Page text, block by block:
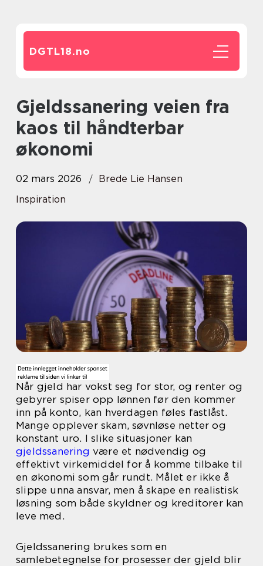
DGTL18.no
Gjeldssanering veien fra
kaos til håndterbar
økonomi
02 mars 2026
Brede Lie Hansen
Inspiration
Når gjeld har vokst seg for stor, og renter og
gebyrer spiser opp lønnen før den kommer
inn på konto, kan hverdagen føles fastlåst.
Mange opplever skam, søvnløse netter og
konstant uro. I slike situasjoner kan
gjeldssanering være et nødvendig og
effektivt virkemiddel for å komme tilbake til
en økonomi som går rundt. Målet er ikke å
slippe unna ansvar, men å skape en realistisk
løsning som både skyldner og kreditorer kan
leve med.
Gjeldssanering brukes som en
samlebetegnelse for prosesser der gjeld blir